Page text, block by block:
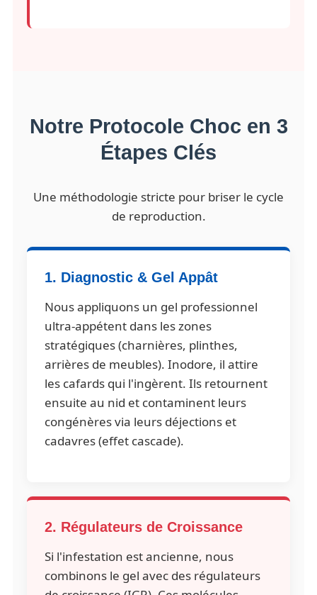
Notre Protocole Choc en 3
Étapes Clés
Une méthodologie stricte pour briser le cycle
de reproduction.
1. Diagnostic & Gel Appât
Nous appliquons un gel professionnel
ultra-appétent dans les zones
stratégiques (charnières, plinthes,
arrières de meubles). Inodore, il attire
les cafards qui l'ingèrent. Ils retournent
ensuite au nid et contaminent leurs
congénères via leurs déjections et
cadavres (effet cascade).
2. Régulateurs de Croissance
Si l'infestation est ancienne, nous
combinons le gel avec des régulateurs